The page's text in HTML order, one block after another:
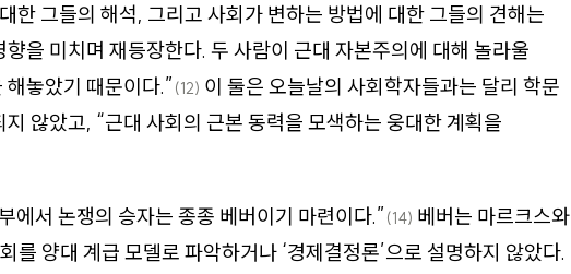
한 그들의 해석, 그리고 사회가 변하는 방법에 대한 그들의 견해는
을 미치며 재등장한다. 두 사람이 근대 자본주의에 대해 놀라울
놓았기 때문이다.” (12) 이 둘은 오늘날의 사회학자들과는 달리 학문
않았고, “근대 사회의 근본 동력을 모색하는 웅대한 계획을
에서 논쟁의 승자는 종종 베버이기 마련이다.” (14) 베버는 마르크스와
를 양대 계급 모델로 파악하거나 ‘경제결정론’으로 설명하지 않았다.